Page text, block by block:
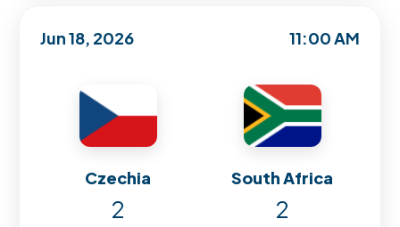
Jun 18, 2026 11:00 AM
Czechia South Africa
2 2